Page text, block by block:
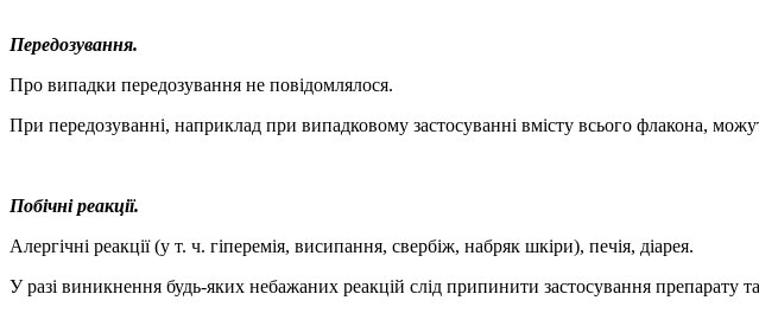
Передозування.
Про випадки передозування не повідомлялося.
При передозуванні, наприклад при випадковому застосуванні вмісту всього флакона,
Побічні реакції.
Алергічні реакції (у т. ч. гіперемія, висипання, свербіж, набряк шкіри), печія, діарея.
У разі виникнення будь-яких небажаних реакцій слід припинити застосування препарату